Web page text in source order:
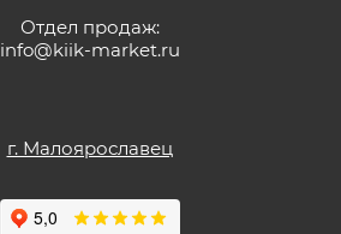
Отдел продаж:
info@kiik-market.ru
г. Малоярославец